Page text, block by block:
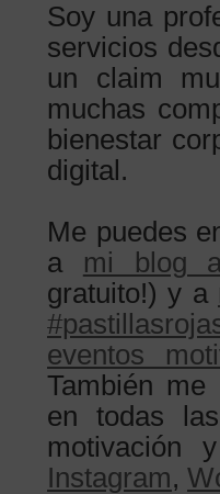
Soy una
servicios
un claim
muchas
bienestar
digital.
Me puedes
a mi blog
gratuito!) y a
eventos
También me
en todas
motivación
Instagram,